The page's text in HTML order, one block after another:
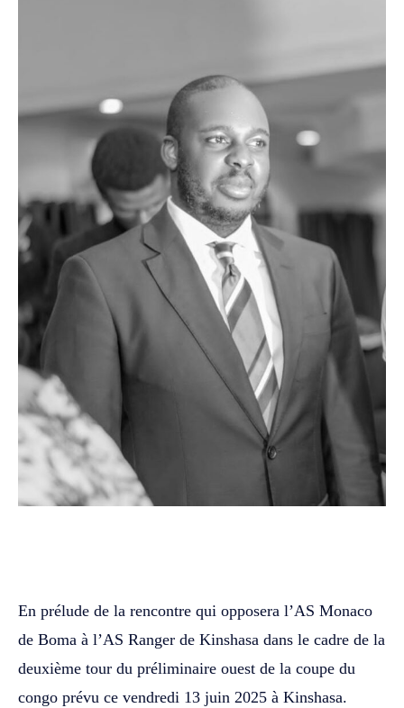
‎En prélude de la rencontre qui opposera l’AS Monaco
de Boma à l’AS Ranger de Kinshasa dans le cadre de la
deuxième tour du préliminaire ouest de la coupe du
congo prévu ce vendredi 13 juin 2025 à Kinshasa.